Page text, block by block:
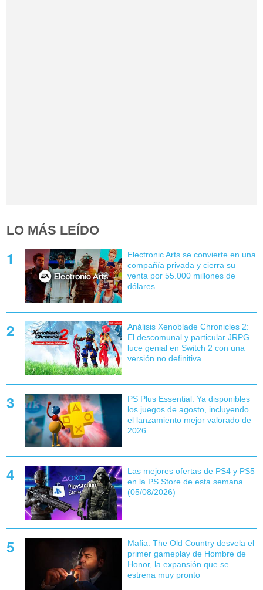
LO MÁS LEÍDO
Electronic Arts se convierte en una
compañía privada y cierra su
venta por 55.000 millones de
dólares
Análisis Xenoblade Chronicles 2:
El descomunal y particular JRPG
luce genial en Switch 2 con una
versión no definitiva
PS Plus Essential: Ya disponibles
los juegos de agosto, incluyendo
el lanzamiento mejor valorado de
2026
Las mejores ofertas de PS4 y PS5
en la PS Store de esta semana
(05/08/2026)
Mafia: The Old Country desvela el
primer gameplay de Hombre de
Honor, la expansión que se
estrena muy pronto